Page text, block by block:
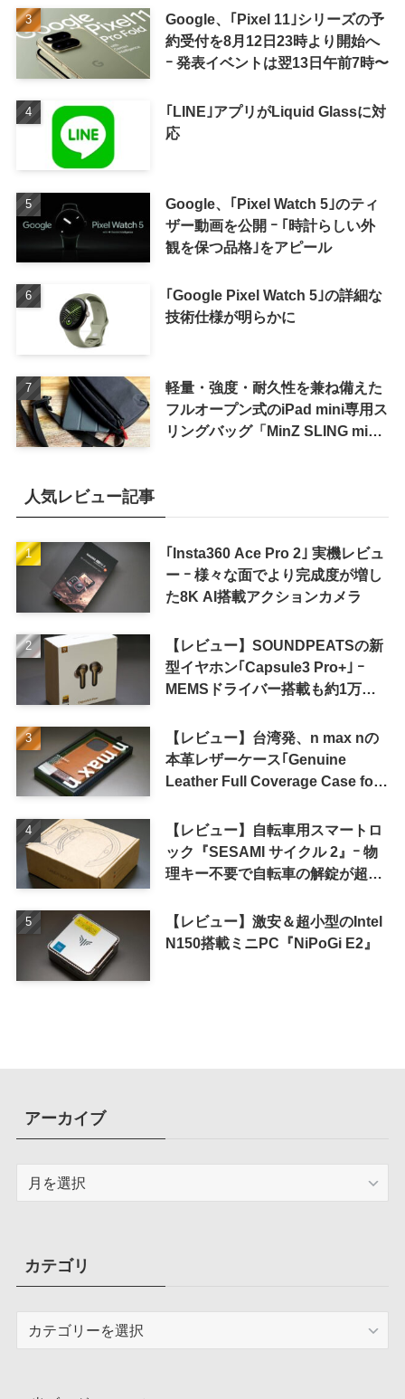
Google、｢Pixel 11｣シリーズの予
約受付を8月12日23時より開始へ
ｰ 発表イベントは翌13日午前7時〜
｢LINE｣アプリがLiquid Glassに対
応
Google、｢Pixel Watch 5｣のティ
ザー動画を公開 ｰ ｢時計らしい外
観を保つ品格｣をアピール
｢Google Pixel Watch 5｣の詳細な
技術仕様が明らかに
軽量・強度・耐久性を兼ね備えた
フルオープン式のiPad mini専用ス
リングバッグ「MinZ SLING mini
人気レビュー記事
｢Insta360 Ace Pro 2｣ 実機レビュ
ー ｰ 様々な面でより完成度が増し
た8K AI搭載アクションカメラ
【レビュー】SOUNDPEATSの新
型イヤホン｢Capsule3 Pro+｣ ｰ
MEMSドライバー搭載も約1万円
【レビュー】台湾発、n max nの
本革レザーケース｢Genuine
Leather Full Coverage Case for
【レビュー】自転車用スマートロ
ック『SESAMI サイクル 2』ｰ 物
理キー不要で自転車の解錠が超簡
【レビュー】激安＆超小型のIntel
N150搭載ミニPC『NiPoGi E2』
アーカイブ
ブカテゴリ